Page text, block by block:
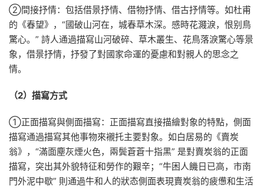
②間接抒情：包括借景抒情、借物抒情、借古抒情等。如杜甫
的《春望》，“國破山河在，城春草木深。感時花濺淚，恨别鳥
驚心。” 詩人通過描寫山河破碎、草木叢生、花鳥落淚驚心等景
象，借景抒情，抒發了對國家命運的憂慮和對親人的思念之
情。
（2）描寫方式
①正面描寫與側面描寫：正面描寫直接描繪對象的特點，側面
描寫通過描寫其他事物來襯托主要對象。如白居易的《賣炭
翁》，“滿面塵灰煙火色，兩鬓蒼蒼十指黑” 是對賣炭翁的正面
描寫，突出其外貌特征和勞作的艱辛；“牛困人饑日已高，市南
門外泥中歇” 則通過牛和人的狀态側面表現賣炭翁的疲憊和生活